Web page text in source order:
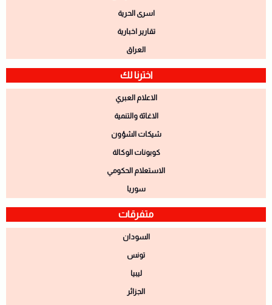
اسرى الحرية
تقارير اخبارية
العراق
اخترنا لك
الاعلام العبري
الاغاثة والتنمية
شيكات الشؤون
كوبونات الوكالة
الاستعلام الحكومي
سوريا
متفرقات
السودان
تونس
ليبيا
الجزائر